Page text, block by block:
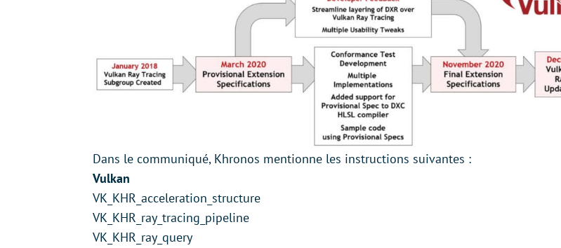
Dans le communiqué, Khronos mentionne les instructions suivantes :
Vulkan
VK_KHR_acceleration_structure
VK_KHR_ray_tracing_pipeline
VK_KHR_ray_query